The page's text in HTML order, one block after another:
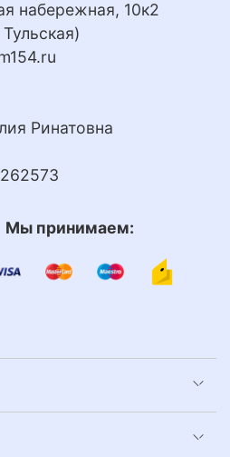
набережная, 10к2
Ринатовна
принимаем: